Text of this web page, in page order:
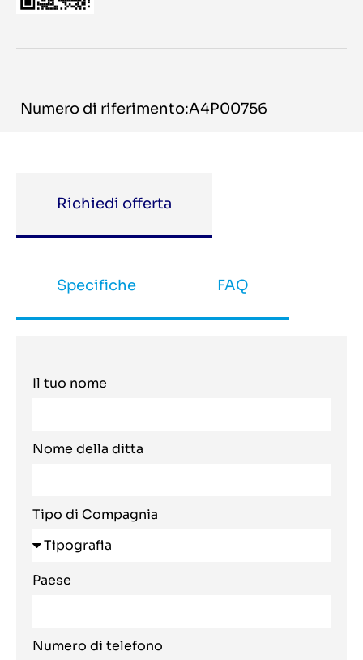
Numero di riferimento:A4P00756
Richiedi offerta
Specifiche FAQ
Il tuo nome
Nome della ditta
Tipo di Compagnia
Paese
Numero di telefono